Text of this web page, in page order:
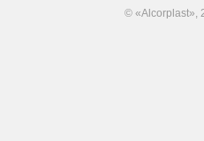
© «Alcorplast»,